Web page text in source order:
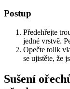
Postup
Předehřejte
jedné vrstvě.
Opečte tolik
se ujistěte, že
Sušení